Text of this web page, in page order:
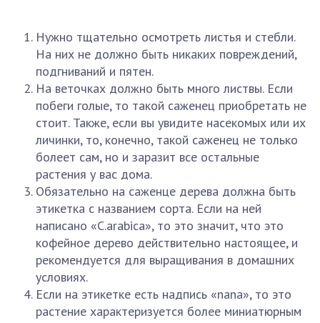
Нужно тщательно осмотреть листья и стебли.
На них не должно быть никаких повреждений,
подгниваний и пятен.
На веточках должно быть много листвы. Если
побеги голые, то такой саженец приобретать не
стоит. Также, если вы увидите насекомых или их
личинки, то, конечно, такой саженец не только
болеет сам, но и заразит все остальные
растения у вас дома.
Обязательно на саженце дерева должна быть
этикетка с названием сорта. Если на ней
написано «C.arabica», то это значит, что это
кофейное дерево действительно настоящее, и
рекомендуется для выращивания в домашних
условиях.
Если на этикетке есть надпись «nana», то это
растение характеризуется более миниатюрным